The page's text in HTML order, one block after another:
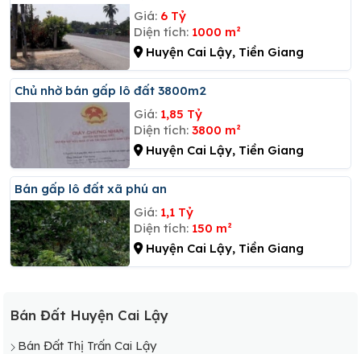
Giá: 6 Tỷ
Diện tích: 1000 m²
Huyện Cai Lậy, Tiền Giang
Chủ nhờ bán gấp lô đất 3800m2
Giá: 1,85 Tỷ
Diện tích: 3800 m²
Huyện Cai Lậy, Tiền Giang
Bán gấp lô đất xã phú an
Giá: 1,1 Tỷ
Diện tích: 150 m²
Huyện Cai Lậy, Tiền Giang
Bán Đất Huyện Cai Lậy
Bán Đất Thị Trấn Cai Lậy